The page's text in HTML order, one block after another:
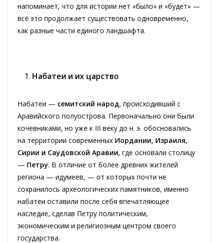
напоминает, что для истории нет «было» и «будет» —
всё это продолжает существовать одновременно,
как разные части единого ландшафта.
Набатеи и их царство
Набатеи — семитский народ, происходивший с
Аравийского полуострова. Первоначально они были
кочевниками, но уже к III веку до н. э. обосновались
на территории современных Иордании, Израиля,
Сирии и Саудовской Аравии, где основали столицу
— Петру. В отличие от более древних жителей
региона — идумеев, — от которых почти не
сохранилось археологических памятников, именно
набатеи оставили после себя впечатляющее
наследие, сделав Петру политическим,
экономическим и религиозным центром своего
государства.